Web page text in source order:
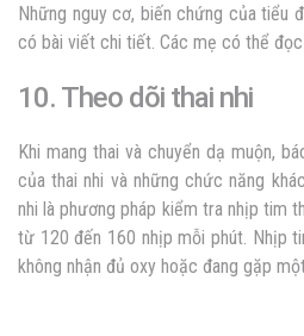
Những nguy cơ, biến chứng của tiểu
có bài viết chi tiết. Các mẹ có thể đọc
10. Theo dõi thai nhi
Khi mang thai và chuyển dạ muộn,
của thai nhi và những chức năng
nhi là phương pháp kiểm tra nhịp tim
từ 120 đến 160 nhịp mỗi phút. Nhịp
không nhận đủ oxy hoặc đang gặp